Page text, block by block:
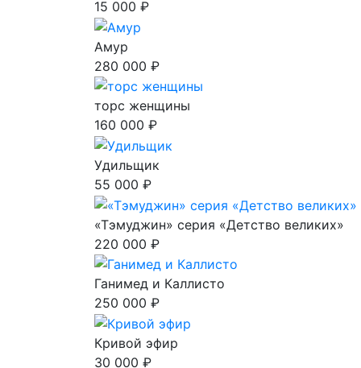
15 000 ₽
Амур
280 000 ₽
торс женщины
160 000 ₽
Удильщик
55 000 ₽
«Тэмуджин» серия «Детство великих»
220 000 ₽
Ганимед и Каллисто
250 000 ₽
Кривой эфир
30 000 ₽